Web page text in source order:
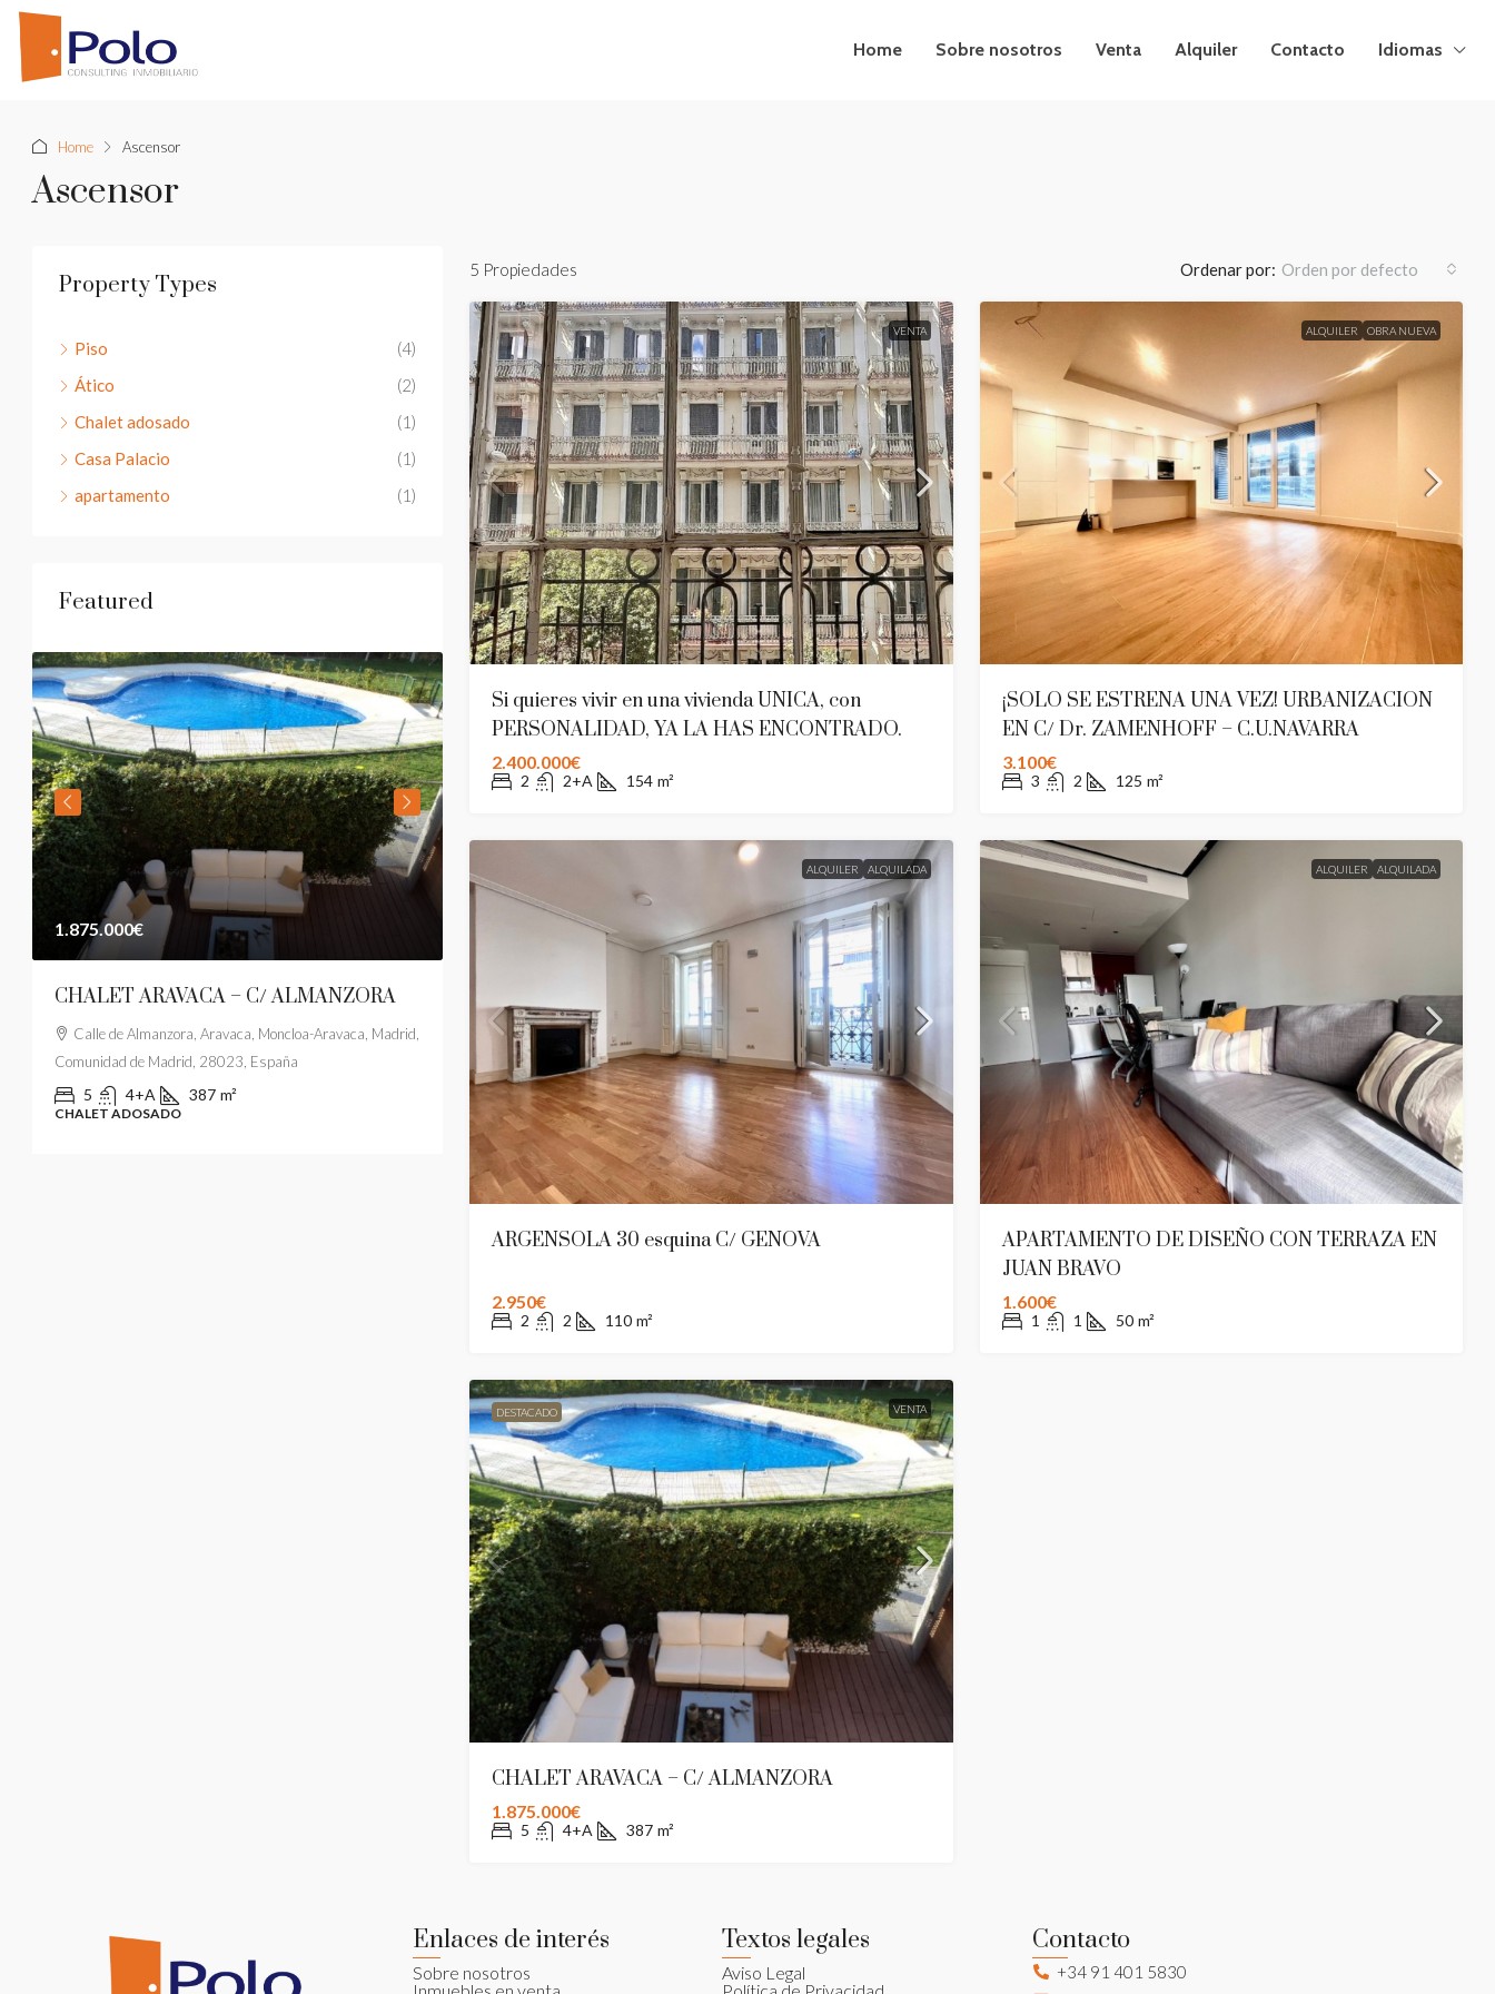
Home Sobre nosotros Venta Alquiler Contacto Idiomas
Home Ascensor
Ascensor
5 Propiedades Ordenar por: Orden por defecto
VENTA
Si quieres vivir en una vivienda UNICA, con
PERSONALIDAD, YA LA HAS ENCONTRADO.
2.400.000€
2 2+A 154 m²
ALQUILER OBRA NUEVA
¡SOLO SE ESTRENA UNA VEZ! URBANIZACION
EN C/ Dr. ZAMENHOFF – C.U.NAVARRA
3.100€
3 2 125 m²
ALQUILER ALQUILADA
ARGENSOLA 30 esquina C/ GENOVA
2.950€
2 2 110 m²
ALQUILER ALQUILADA
APARTAMENTO DE DISEÑO CON TERRAZA EN
JUAN BRAVO
1.600€
1 1 50 m²
DESTACADO VENTA
CHALET ARAVACA – C/ ALMANZORA
1.875.000€
5 4+A 387 m²
Property Types
Piso
(4)
Ático
(2)
Chalet adosado
(1)
Casa Palacio
(1)
apartamento
(1)
Featured
1.875.000€
CHALET ARAVACA – C/ ALMANZORA
Calle de Almanzora, Aravaca, Moncloa-Aravaca, Madrid,
Comunidad de Madrid, 28023, España
5 4+A 387 m²
CHALET ADOSADO
ATICO PASEO DE LA CASTELLANA 126
Paseo de la Castellana, El Viso, Chamartín, Madrid,
Comunidad de Madrid, 28046, España
1 329 m²
ÁTICO
7.300.000€
Pº CASTELLANA 47 – 7º Plaza Emilio
Castelar
47, Paseo de la Castellana, Almagro, Chamberí, Madrid,
Comunidad de Madrid, 28046, España
4 5
PISO
CASA PALACIO EN
BARRAMEDA
5 4+A 492 m²
CASA PALACIO
Enlaces de interés
Sobre nosotros
Textos legales
Aviso Legal
Contacto
+34 91 401 5830